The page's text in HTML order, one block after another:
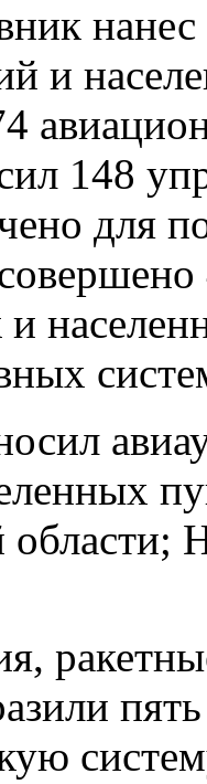
и
148
для